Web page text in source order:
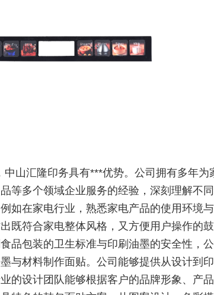
中山汇隆印务具有***优势。公司拥有多年为
等多个领域企业服务的经验，深刻理解不
如在家电行业，熟悉家电产品的使用环境
既符合家电整体风格，又方便用户操作的
品包装的卫生标准与印刷油墨的安全性，
与材料制作面贴。公司能够提供从设计到
的设计团队能够根据客户的品牌形象、产